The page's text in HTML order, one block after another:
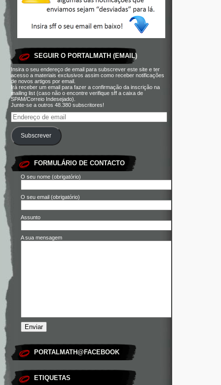
SEGUIR O PORTALMATH (EMAIL)
Insira o seu endereço de email para subscrever este site e ter
acesso a materiais exclusivos assim como receber notificações
de novos artigos por email.
Irá receber um email para fazer a confirmação da inscrição na
mailing list (caso não o encontre verifique sff a caixa de
SPAM/Correio Indesejado).
Junte-se a outros 48.380 subscritores!
Subscrever
FORMULÁRIO DE CONTACTO
O seu nome (obrigatório)
O seu email (obrigatório)
Assunto
A sua mensagem
PORTALMATH@FACEBOOK
ETIQUETAS